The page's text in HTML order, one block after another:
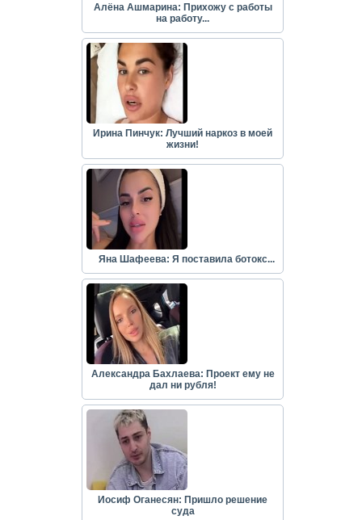
Алёна Ашмарина: Прихожу с работы
на работу...
Ирина Пинчук: Лучший наркоз в моей
жизни!
Яна Шафеева: Я поставила ботокс...
Александра Бахлаева: Проект ему не
дал ни рубля!
Иосиф Оганесян: Пришло решение
суда